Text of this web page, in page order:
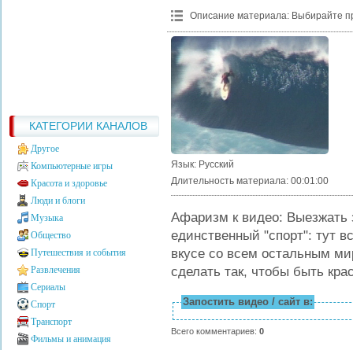
КАТЕГОРИИ КАНАЛОВ
Другое
Компьютерные игры
Красота и здоровье
Люди и блоги
Музыка
Общество
Путешествия и события
Развлечения
Сериалы
Спорт
Транспорт
Фильмы и анимация
Описание материала: Выбирайте
Язык: Русский
Длительность материала: 00:01:00
Афаризм к видео: Выезжать
единственный "спорт": тут
вкусе со всем остальным
сделать так, чтобы быть
Запостить видео / сайт в:
Всего комментариев: 0